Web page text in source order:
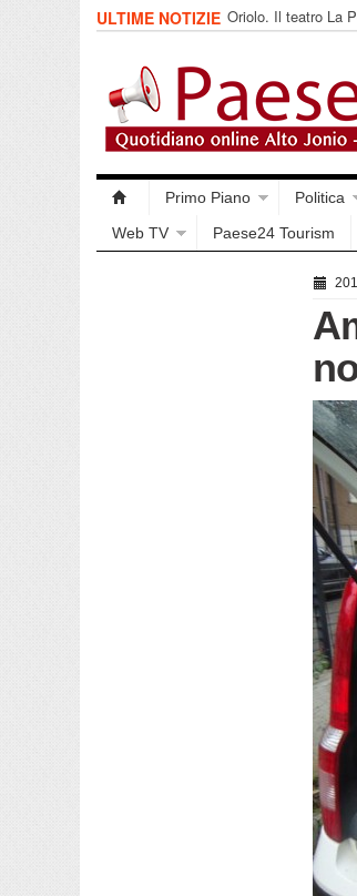
ULTIME NOTIZIE Oriolo. Il teatro La
collettivo 365
Primo Piano Politica
Web TV
Paese24 Tourism